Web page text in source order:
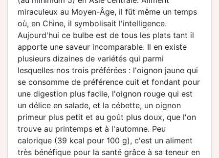
miraculeux au Moyen-Âge, il fût même un temps
où, en Chine, il symbolisait l'intelligence.
Aujourd'hui ce bulbe est de tous les plats tant il
apporte une saveur incomparable. Il en existe
plusieurs dizaines de variétés qui parmi
lesquelles nos trois préférées : l'oignon jaune qui
se consomme de préférence cuit et fondant pour
une digestion plus facile, l'oignon rouge qui est
un délice en salade, et la cébette, un oignon
primeur plus petit et au goût plus doux, que l'on
trouve au printemps et à l'automne. Peu
calorique (39 kcal pour 100 g), c'est un aliment
très bénéfique pour la santé grâce à sa teneur en